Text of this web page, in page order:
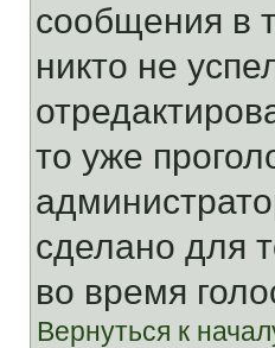
сообщения в
никто не
то уже
сделано для
во время
Вернуться к